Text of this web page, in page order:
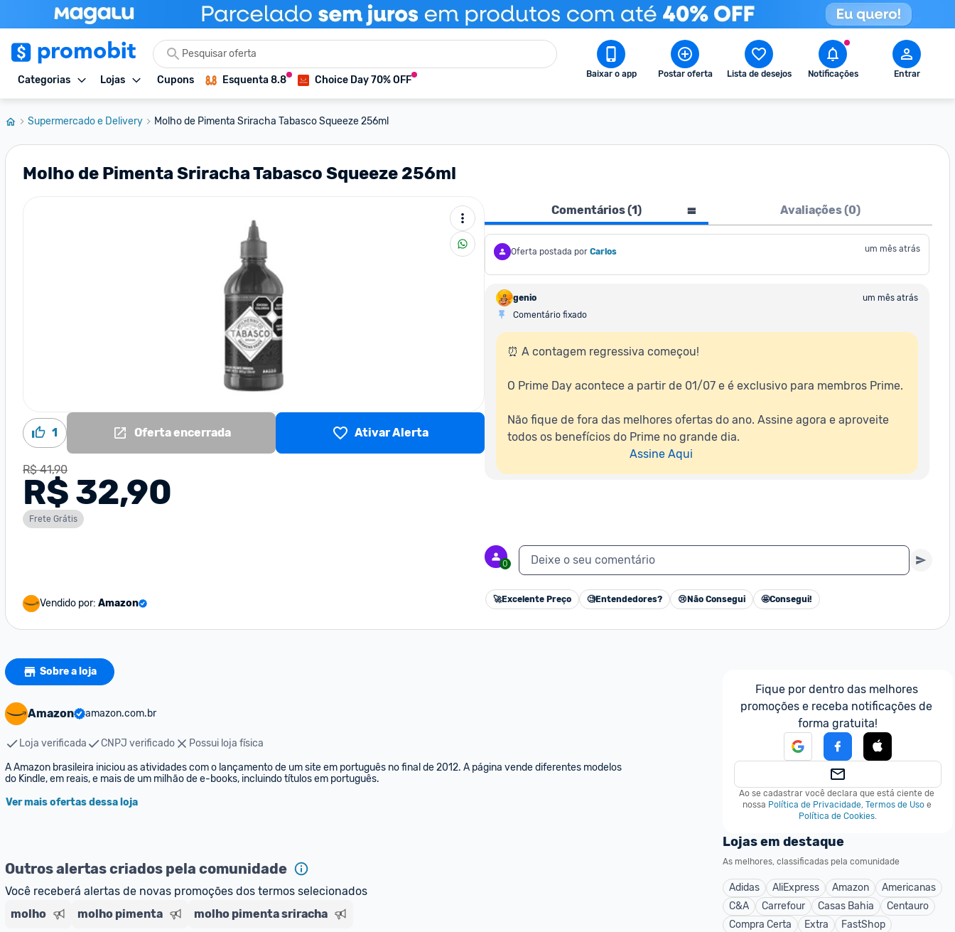
Categorias Lojas Cupons Esquenta 8.8 Choice Day 70% OFF Baixar o app Postar oferta Lista de desejos Notificações Entrar
Supermercado e Delivery Molho de Pimenta Sriracha Tabasco Squeeze 256ml
Molho de Pimenta Sriracha Tabasco Squeeze 256ml
1 Oferta encerrada Ativar Alerta
R$ 41,90
R$ 32,90
Frete Grátis
Vendido por: Amazon
Comentários (1) Avaliações (0)
Oferta postada por Carlos um mês atrás
genio
um mês atrás
Comentário fixado
⏰ A contagem regressiva começou!
O Prime Day acontece a partir de 01/07 e é exclusivo para membros Prime.
Não fique de fora das melhores ofertas do ano. Assine agora e aproveite
todos os benefícios do Prime no grande dia.
Assine Aqui
0 Deixe o seu comentário
🚀Excelente Preço 🧐Entendedores? 😢 Não Consegui 🤩Consegui!
Sobre a loja
Amazon amazon.com.br
Loja verificada CNPJ verificado
Possui loja física
A Amazon brasileira iniciou as atividades com o lançamento de um site em português no final de 2012. A página vende diferentes modelos
do Kindle, em reais, e mais de um milhão de e-books, incluindo títulos em português.
Ver mais ofertas dessa loja
Outros alertas criados pela comunidade
Você receberá alertas de novas promoções dos termos selecionados
molho
molho pimenta molho pimenta sriracha
Fique por dentro das melhores
promoções e receba notificações de
forma gratuita!
Ao se cadastrar você declara que está ciente de
nossa Política de Privacidade, Termos de Uso e
Política de Cookies.
Lojas em destaque
As melhores, classificadas pela comunidade
Adidas AliExpress Amazon
Americanas
C&A
Carrefour Casas Bahia
Centauro
Compra Certa
Extra
FastShop